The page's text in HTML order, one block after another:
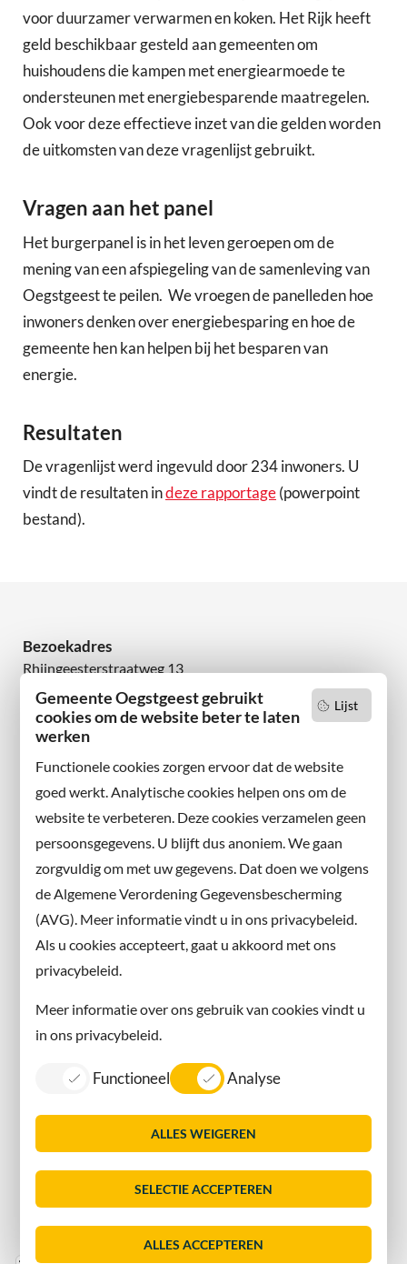
Lijst
Gemeente Oegstgeest gebruikt
cookies om de website beter te laten
werken
Functionele cookies zorgen ervoor dat de website
goed werkt. Analytische cookies helpen ons om de
website te verbeteren. Deze cookies verzamelen geen
persoonsgegevens. U blijft dus anoniem. We gaan
zorgvuldig om met uw gegevens. Dat doen we volgens
de Algemene Verordening Gegevensbescherming
(AVG). Meer informatie vindt u in ons privacybeleid.
Als u cookies accepteert, gaat u akkoord met ons
privacybeleid.
Meer informatie over ons gebruik van cookies vindt u
in ons privacybeleid.
Functioneel Analyse
ALLES WEIGEREN
SELECTIE ACCEPTEREN
ALLES ACCEPTEREN
voor duurzamer verwarmen en koken. Het Rijk heeft
geld beschikbaar gesteld aan gemeenten om
huishoudens die kampen met energiearmoede te
ondersteunen met energiebesparende maatregelen.
Ook voor deze effectieve inzet van die gelden worden
de uitkomsten van deze vragenlijst gebruikt.
Vragen aan het panel
Het burgerpanel is in het leven geroepen om de
mening van een afspiegeling van de samenleving van
Oegstgeest te peilen. We vroegen de panelleden hoe
inwoners denken over energiebesparing en hoe de
gemeente hen kan helpen bij het besparen van
energie.
Resultaten
De vragenlijst werd ingevuld door 234 inwoners. U
vindt de resultaten indeze rapportage(powerpoint
bestand).
Bezoekadres
Rhijngeesterstraatweg 13
2342 AN Oegstgeest
Wilt u niets missen?
en volg ons ook op sociale media.
Facebook
X
Instagram
Contact met de gemeente
Contact
Information in English
Sitemap
Toegankelijkheid
Dorpsmarketing Oegstgeest